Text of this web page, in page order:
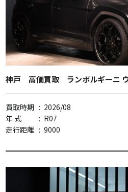
神戸 高価買取 ランボルギーニ
買取時期 : 2026/08
年 式
: R07
走行距離 : 9000